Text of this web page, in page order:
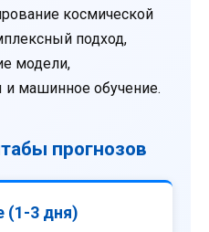
космической
подход,
модели,
и машинное обучение.
прогнозов
(1-3 дня)